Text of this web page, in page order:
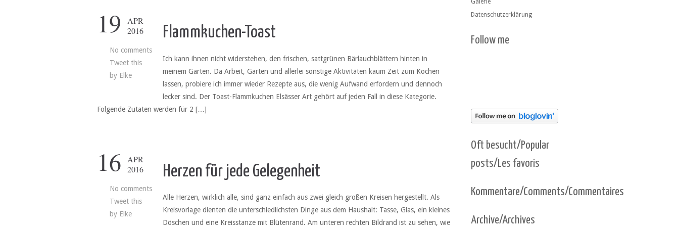
19
APR
2016
No comments
Tweet this
by Elke
Flammkuchen-Toast
Ich kann ihnen nicht widerstehen, den frischen, sattgrünen Bärlauchblättern hinten in
meinem Garten. Da Arbeit, Garten und allerlei sonstige Aktivitäten kaum Zeit zum Kochen
lassen, probiere ich immer wieder Rezepte aus, die wenig Aufwand erfordern und dennoch
lecker sind. Der Toast-Flammkuchen Elsässer Art gehört auf jeden Fall in diese Kategorie.
Folgende Zutaten werden für 2 […]
16
APR
2016
No comments
Tweet this
by Elke
Herzen für jede Gelegenheit
Alle Herzen, wirklich alle, sind ganz einfach aus zwei gleich großen Kreisen hergestellt. Als
Kreisvorlage dienten die unterschiedlichsten Dinge aus dem Haushalt: Tasse, Glas, ein kleines
Döschen und eine Kreisstanze mit Blütenrand. Am unteren rechten Bildrand ist zu sehen, wie
Galerie
Datenschutzerklärung
Follow me
Oft besucht/Popular
posts/Les favoris
Kommentare/Comments/Commentaires
Archive/Archives